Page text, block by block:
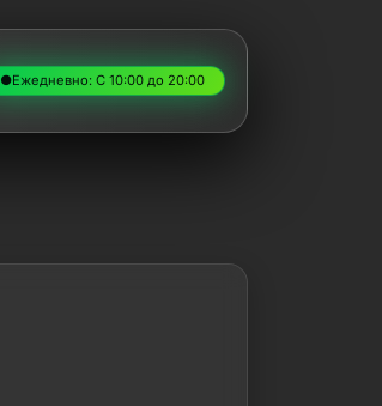
●Ежедневно: С 10:00 до 20:00